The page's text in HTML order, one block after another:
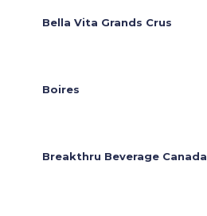
Bella Vita Grands Crus
Boires
Breakthru Beverage Canada